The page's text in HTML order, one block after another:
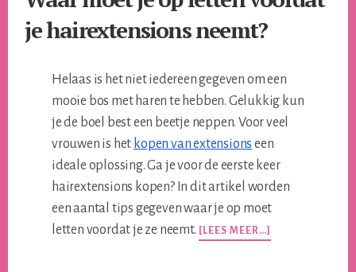
je hairextensions neemt?
Helaas is het niet iedereen gegeven om een
mooie bos met haren te hebben. Gelukkig kun
je de boel best een beetje neppen. Voor veel
vrouwen is het kopen van extensions een
ideale oplossing. Ga je voor de eerste keer
hairextensions kopen? In dit artikel worden
een aantal tips gegeven waar je op moet
letten voordat je ze neemt. [LEES MEER…]
MOET